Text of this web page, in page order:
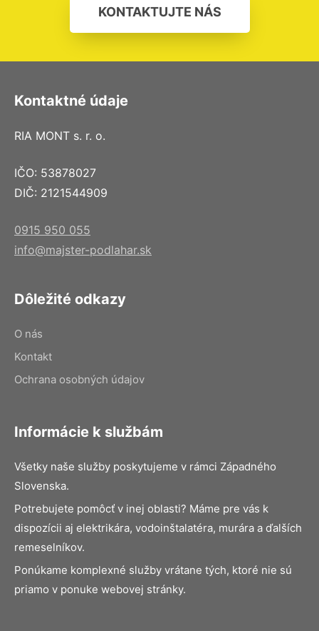
KONTAKTUJTE NÁS
Kontaktné údaje
RIA MONT s. r. o.
IČO: 53878027
DIČ: 2121544909
0915 950 055
info@majster-podlahar.sk
Dôležité odkazy
O nás
Kontakt
Ochrana osobných údajov
Informácie k službám
Všetky naše služby poskytujeme v rámci Západného
Slovenska.
Potrebujete pomôcť v inej oblasti? Máme pre vás k
dispozícii aj elektrikára, vodoinštalatéra, murára a ďalších
remeselníkov.
Ponúkame komplexné služby vrátane tých, ktoré nie sú
priamo v ponuke webovej stránky.